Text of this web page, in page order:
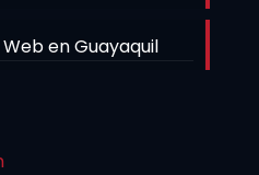
en Guayaquil